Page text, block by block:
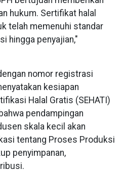
hukum. Sertifikat halal
telah memenuhi standar
hingga penyajian,"
nomor registrasi
kesiapan
Halal Gratis (SEHATI)
pendampingan
skala kecil akan
tentang Proses Produksi
penyimpanan,